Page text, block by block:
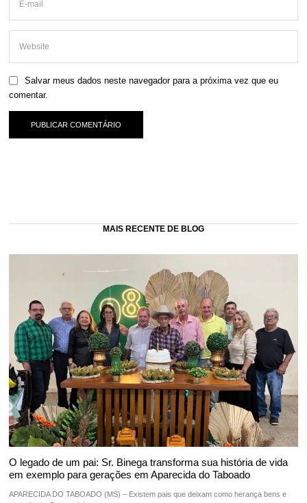
Salvar meus dados neste navegador para a próxima vez que eu
comentar.
MAIS RECENTE DE BLOG
O legado de um pai: Sr. Binega transforma sua história de vida
em exemplo para gerações em Aparecida do Taboado
APARECIDA DO TABOADO (MS) – Existem pais que deixam como herança bens e